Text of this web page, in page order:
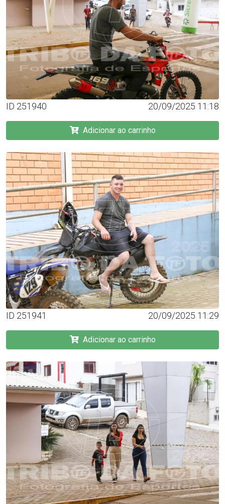
ID 251940 20/09/2025 11:18
Adicionar ao carrinho
ID 251941 20/09/2025 11:29
Adicionar ao carrinho